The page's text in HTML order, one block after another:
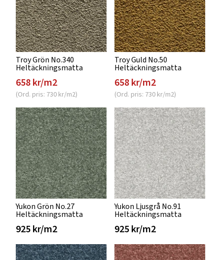
Troy Grön No.340
Heltäckningsmatta
658 kr/m2
(Ord. pris: 730 kr/m2)
Troy Guld No.50
Heltäckningsmatta
658 kr/m2
(Ord. pris: 730 kr/m2)
Yukon Grön No.27
Heltäckningsmatta
925 kr/m2
Yukon Ljusgrå No.91
Heltäckningsmatta
925 kr/m2